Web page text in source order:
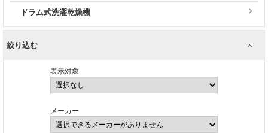
ドラム式洗濯乾燥機
絞り込む
表示対象
メーカー